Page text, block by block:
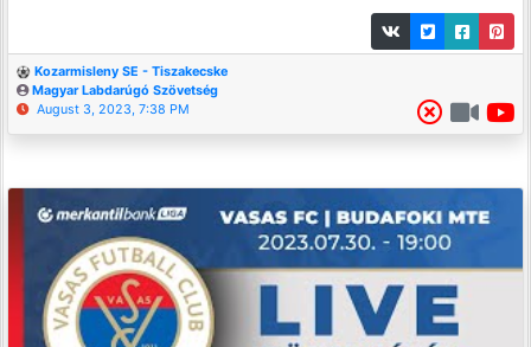
Kozarmisleny SE - Tiszakecske
Magyar Labdarúgó Szövetség
August 3, 2023, 7:38 PM